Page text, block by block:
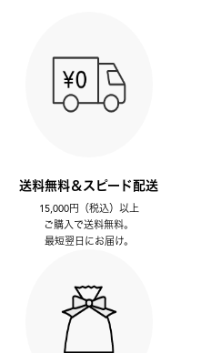
送料無料＆スピード配送
15,000円（税込）以上
ご購入で送料無料。
最短翌日にお届け。